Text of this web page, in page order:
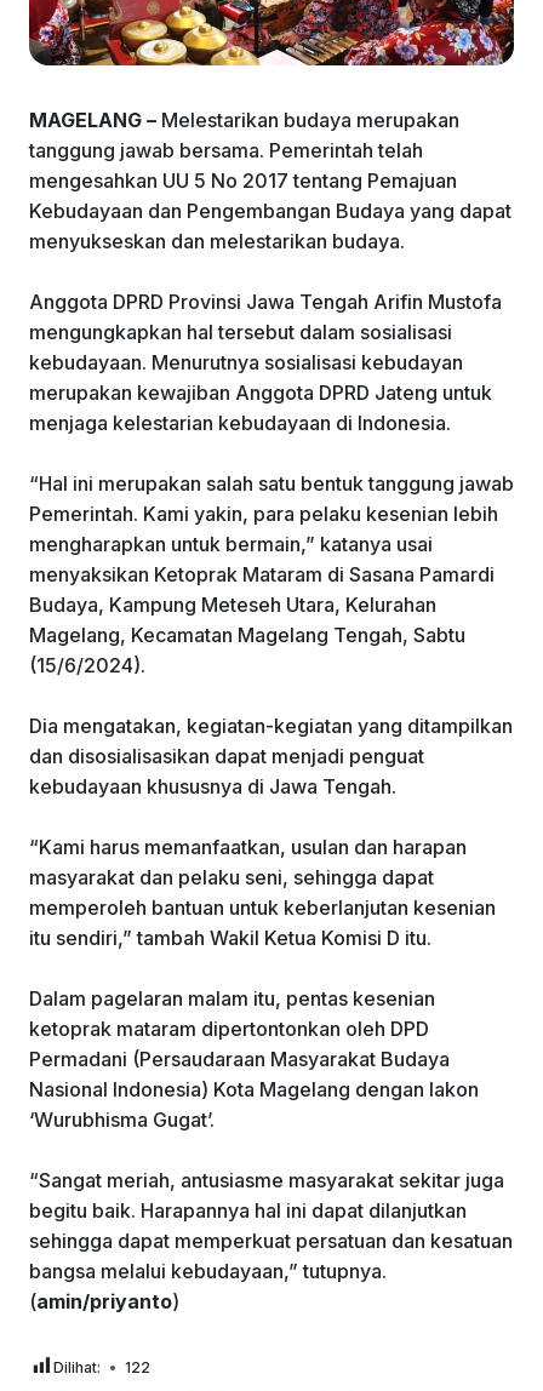
MAGELANG – Melestarikan budaya merupakan
tanggung jawab bersama. Pemerintah telah
mengesahkan UU 5 No 2017 tentang Pemajuan
Kebudayaan dan Pengembangan Budaya yang dapat
menyukseskan dan melestarikan budaya.
Anggota DPRD Provinsi Jawa Tengah Arifin Mustofa
mengungkapkan hal tersebut dalam sosialisasi
kebudayaan. Menurutnya sosialisasi kebudayan
merupakan kewajiban Anggota DPRD Jateng untuk
menjaga kelestarian kebudayaan di Indonesia.
“Hal ini merupakan salah satu bentuk tanggung jawab
Pemerintah. Kami yakin, para pelaku kesenian lebih
mengharapkan untuk bermain,” katanya usai
menyaksikan Ketoprak Mataram di Sasana Pamardi
Budaya, Kampung Meteseh Utara, Kelurahan
Magelang, Kecamatan Magelang Tengah, Sabtu
(15/6/2024).
Dia mengatakan, kegiatan-kegiatan yang ditampilkan
dan disosialisasikan dapat menjadi penguat
kebudayaan khususnya di Jawa Tengah.
“Kami harus memanfaatkan, usulan dan harapan
masyarakat dan pelaku seni, sehingga dapat
memperoleh bantuan untuk keberlanjutan kesenian
itu sendiri,” tambah Wakil Ketua Komisi D itu.
Dalam pagelaran malam itu, pentas kesenian
ketoprak mataram dipertontonkan oleh DPD
Permadani (Persaudaraan Masyarakat Budaya
Nasional Indonesia) Kota Magelang dengan lakon
‘Wurubhisma Gugat’.
“Sangat meriah, antusiasme masyarakat sekitar juga
begitu baik. Harapannya hal ini dapat dilanjutkan
sehingga dapat memperkuat persatuan dan kesatuan
bangsa melalui kebudayaan,” tutupnya.
(amin/priyanto)
Dilihat: 122